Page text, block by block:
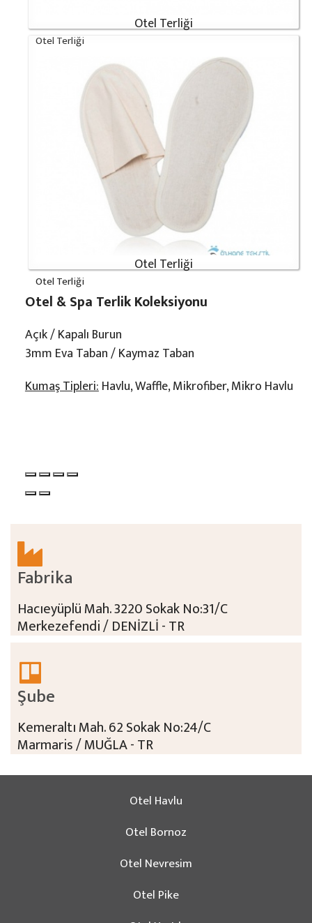
Otel Terliği
Otel Terliği
Otel Terliği
Otel Terliği
Otel & Spa Terlik Koleksiyonu
Açık / Kapalı Burun
3mm Eva Taban / Kaymaz Taban
Kumaş Tipleri:Havlu, Waffle, Mikrofiber, Mikro Havlu
Fabrika
Hacıeyüplü Mah. 3220 Sokak No:31/C
Merkezefendi / DENİZLİ - TR
Şube
Kemeraltı Mah. 62 Sokak No:24/C
Marmaris / MUĞLA - TR
Otel Havlu
Otel Bornoz
Otel Nevresim
Otel Pike